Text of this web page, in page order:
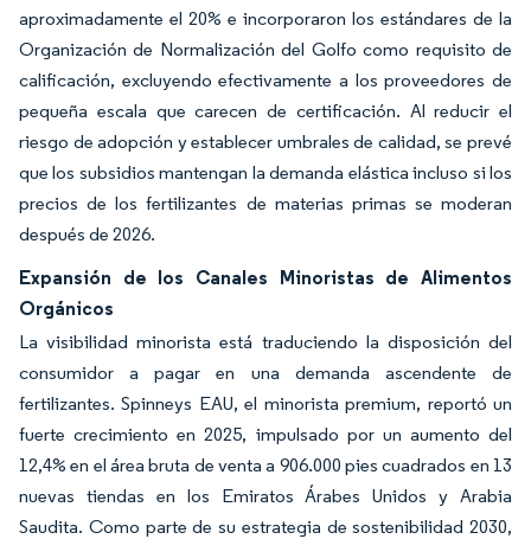
aproximadamente el 20% e incorporaron los estándares de la
Organización de Normalización del Golfo como requisito de
calificación, excluyendo efectivamente a los proveedores de
pequeña escala que carecen de certificación. Al reducir el
riesgo de adopción y establecer umbrales de calidad, se prevé
que los subsidios mantengan la demanda elástica incluso si los
precios de los fertilizantes de materias primas se moderan
después de 2026.
Expansión de los Canales Minoristas de Alimentos
Orgánicos
La visibilidad minorista está traduciendo la disposición del
consumidor a pagar en una demanda ascendente de
fertilizantes. Spinneys EAU, el minorista premium, reportó un
fuerte crecimiento en 2025, impulsado por un aumento del
12,4% en el área bruta de venta a 906.000 pies cuadrados en 13
nuevas tiendas en los Emiratos Árabes Unidos y Arabia
Saudita. Como parte de su estrategia de sostenibilidad 2030,